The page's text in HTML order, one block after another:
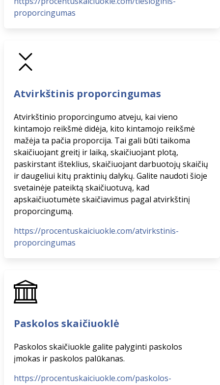
proporcingumas
Atvirkštinis proporcingumas
Atvirkštinio proporcingumo atveju, kai vieno
kintamojo reikšmė didėja, kito kintamojo reikšmė
mažėja ta pačia proporcija. Tai gali būti taikoma
skaičiuojant greitį ir laiką, skaičiuojant plotą,
paskirstant išteklius, skaičiuojant darbuotojų skaičių
ir daugeliui kitų praktinių dalykų. Galite naudoti šioje
svetainėje pateiktą skaičiuotuvą, kad
apskaičiuotumėte skaičiavimus pagal atvirkštinį
proporcingumą.
https://procentuskaiciuokle.com/atvirkstinis-
proporcingumas
Paskolos skaičiuoklė
Paskolos skaičiuokle galite palyginti paskolos
įmokas ir paskolos palūkanas.
https://procentuskaiciuokle.com/paskolos-